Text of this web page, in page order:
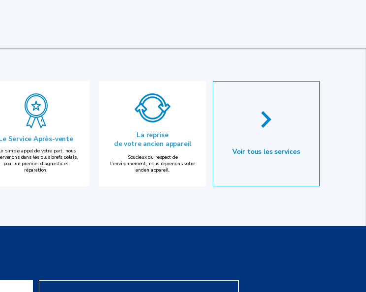
Service Après-vente
simple appel de votre part, nous
dans les plus brefs délais,
pour un premier diagnostic et
réparation.
La reprise
de votre ancien appareil
Soucieux du respect de
l’environnement, nous reprenons votre
ancien appareil.
Voir tous les services